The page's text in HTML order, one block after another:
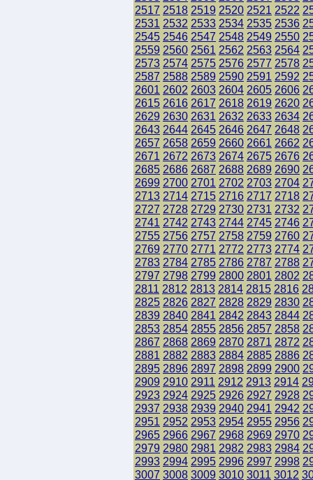
2517 2518 2519 2520 2521 2522
2531 2532 2533 2534 2535 2536
2545 2546 2547 2548 2549 2550
2559 2560 2561 2562 2563 2564
2573 2574 2575 2576 2577 2578
2587 2588 2589 2590 2591 2592
2601 2602 2603 2604 2605 2606
2615 2616 2617 2618 2619 2620
2629 2630 2631 2632 2633 2634
2643 2644 2645 2646 2647 2648
2657 2658 2659 2660 2661 2662
2671 2672 2673 2674 2675 2676
2685 2686 2687 2688 2689 2690
2699 2700 2701 2702 2703 2704
2713 2714 2715 2716 2717 2718
2727 2728 2729 2730 2731 2732
2741 2742 2743 2744 2745 2746
2755 2756 2757 2758 2759 2760
2769 2770 2771 2772 2773 2774
2783 2784 2785 2786 2787 2788
2797 2798 2799 2800 2801 2802
2811 2812 2813 2814 2815 2816
2825 2826 2827 2828 2829 2830
2839 2840 2841 2842 2843 2844
2853 2854 2855 2856 2857 2858
2867 2868 2869 2870 2871 2872
2881 2882 2883 2884 2885 2886
2895 2896 2897 2898 2899 2900
2909 2910 2911 2912 2913 2914
2923 2924 2925 2926 2927 2928
2937 2938 2939 2940 2941 2942
2951 2952 2953 2954 2955 2956
2965 2966 2967 2968 2969 2970
2979 2980 2981 2982 2983 2984
2993 2994 2995 2996 2997 2998
3007 3008 3009 3010 3011 3012